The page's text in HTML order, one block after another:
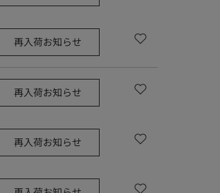
再入荷お知らせ
再入荷お知らせ
再入荷お知らせ